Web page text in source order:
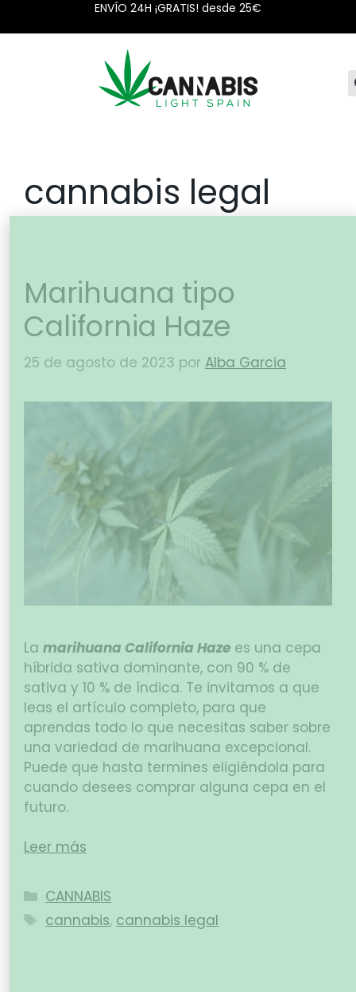
ENVÍO 24H ¡GRATIS! desde 25€
cannabis legal
Marihuana tipo
California Haze
25 de agosto de 2023 por Alba Garcia
La marihuana California Haze es una cepa
híbrida sativa dominante, con 90 % de
sativa y 10 % de índica. Te invitamos a que
leas el artículo completo, para que
aprendas todo lo que necesitas saber sobre
una variedad de marihuana excepcional.
Puede que hasta termines eligiéndola para
cuando desees comprar alguna cepa en el
futuro.
Leer más
CANNABIS
cannabis, cannabis legal